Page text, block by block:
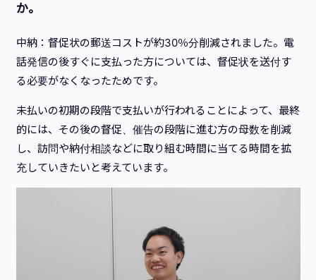
か。
中納：督促状の郵送コストが約30％分削減されました。電
話発信の後すぐに支払った方については、督促状を送付す
る必要がなくなったためです。
未払いの初期の段階で支払いが行われることによって、最終
的には、その後の督促、催告の段階に進む方の母数を削減
し、訪問や納付相談などに取り組む時間に当てる時間を拡
充していきたいと考えています。